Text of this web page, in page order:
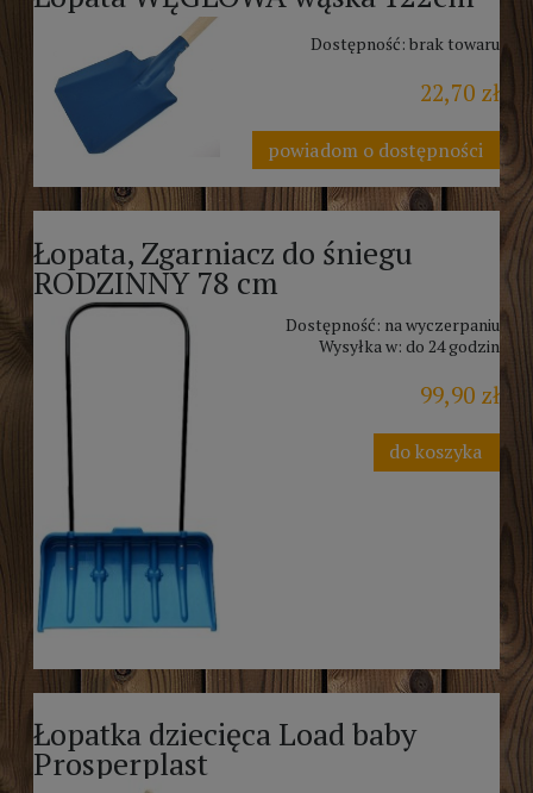
Dostępność: brak towaru
22,70 zł
powiadom o dostępności
Łopata, Zgarniacz do śniegu
RODZINNY 78 cm
Dostępność: na wyczerpaniu
Wysyłka w: do 24 godzin
99,90 zł
do koszyka
Łopatka dziecięca Load baby
Prosperplast